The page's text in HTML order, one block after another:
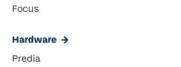
Focus
Hardware
Predia